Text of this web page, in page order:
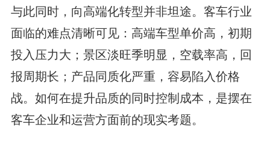
与此同时，向高端化转型并非坦途。客车行业
面临的难点清晰可见：高端车型单价高，初期
投入压力大；景区淡旺季明显，空载率高，回
报周期长；产品同质化严重，容易陷入价格
战。如何在提升品质的同时控制成本，是摆在
客车企业和运营方面前的现实考题。